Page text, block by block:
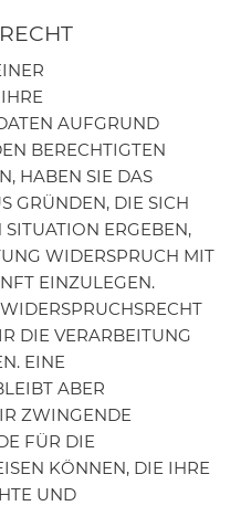
AUFGRUND
BERECHTIGTEN
HABEN SIE DAS
GRÜNDEN, DIE SICH
ERGEBEN,
WIDERSPRUCH MIT
EINZULEGEN.
DIE VERARBEITUNG
EINE
ABER
ZWINGENDE
FÜR DIE
KÖNNEN, DIE IHRE
UND